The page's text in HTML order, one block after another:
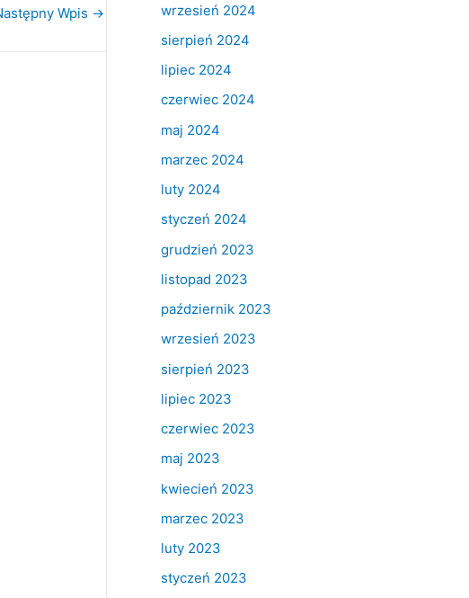
Wpis →
wrzesień 2024
sierpień 2024
lipiec 2024
czerwiec 2024
maj 2024
marzec 2024
luty 2024
styczeń 2024
grudzień 2023
listopad 2023
październik 2023
wrzesień 2023
sierpień 2023
lipiec 2023
czerwiec 2023
maj 2023
kwiecień 2023
marzec 2023
luty 2023
styczeń 2023